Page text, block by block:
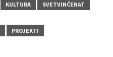
KULTURA
SVETVINČENAT
PROJEKTI